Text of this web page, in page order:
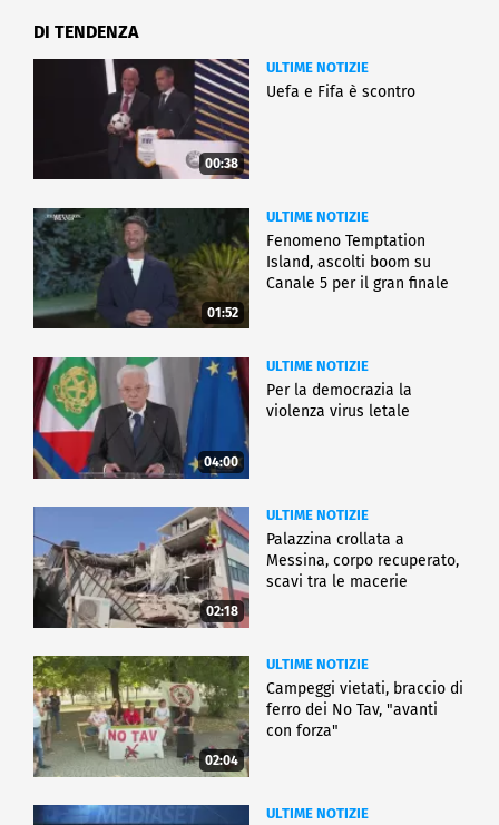
DI TENDENZA
00:38
ULTIME NOTIZIE
Uefa e Fifa è scontro
01:52
ULTIME NOTIZIE
Fenomeno Temptation
Island, ascolti boom su
Canale 5 per il gran finale
04:00
ULTIME NOTIZIE
Per la democrazia la
violenza virus letale
02:18
ULTIME NOTIZIE
Palazzina crollata a
Messina, corpo recuperato,
scavi tra le macerie
02:04
ULTIME NOTIZIE
Campeggi vietati, braccio di
ferro dei No Tav, "avanti
con forza"
ULTIME NOTIZIE